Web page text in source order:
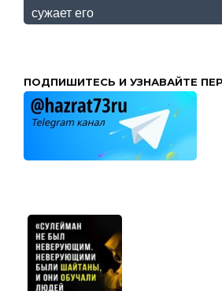
сужает его
ПОДПИШИТЕСЬ И УЗНАВАЙТЕ